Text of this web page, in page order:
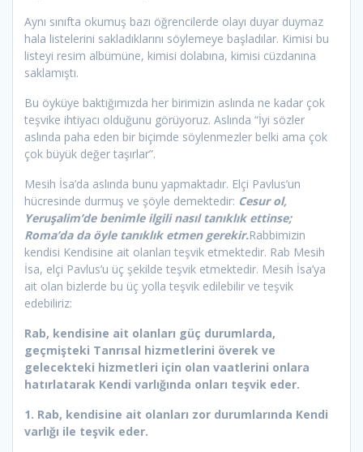
Aynı sınıfta okumuş bazı öğrencilerde olayı duyar duymaz
hala listelerini sakladıklarını söylemeye başladılar. Kimisi bu
listeyi resim albümüne, kimisi dolabına, kimisi cüzdanına
saklamıştı.
Bu öyküye baktığımızda her birimizin aslında ne kadar çok
teşvike ihtiyacı olduğunu görüyoruz. Aslında “İyi sözler
aslında paha eden bir biçimde söylenmezler belki ama çok
çok büyük değer taşırlar”.
Mesih İsa’da aslında bunu yapmaktadır. Elçi Pavlus’un
hücresinde durmuş ve şöyle demektedir: Cesur ol,
Yeruşalim’de benimle ilgili nasıl tanıklık ettinse;
Roma’da da öyle tanıklık etmen gerekir.Rabbimizin
kendisi Kendisine ait olanları teşvik etmektedir. Rab Mesih
İsa, elçi Pavlus’u üç şekilde teşvik etmektedir. Mesih İsa’ya
ait olan bizlerde bu üç yolla teşvik edilebilir ve teşvik
edebiliriz:
Rab, kendisine ait olanları güç durumlarda,
geçmişteki Tanrısal hizmetlerini överek ve
gelecekteki hizmetleri için olan vaatlerini onlara
hatırlatarak Kendi varlığında onları teşvik eder.
1. Rab, kendisine ait olanları zor durumlarında Kendi
varlığı ile teşvik eder.